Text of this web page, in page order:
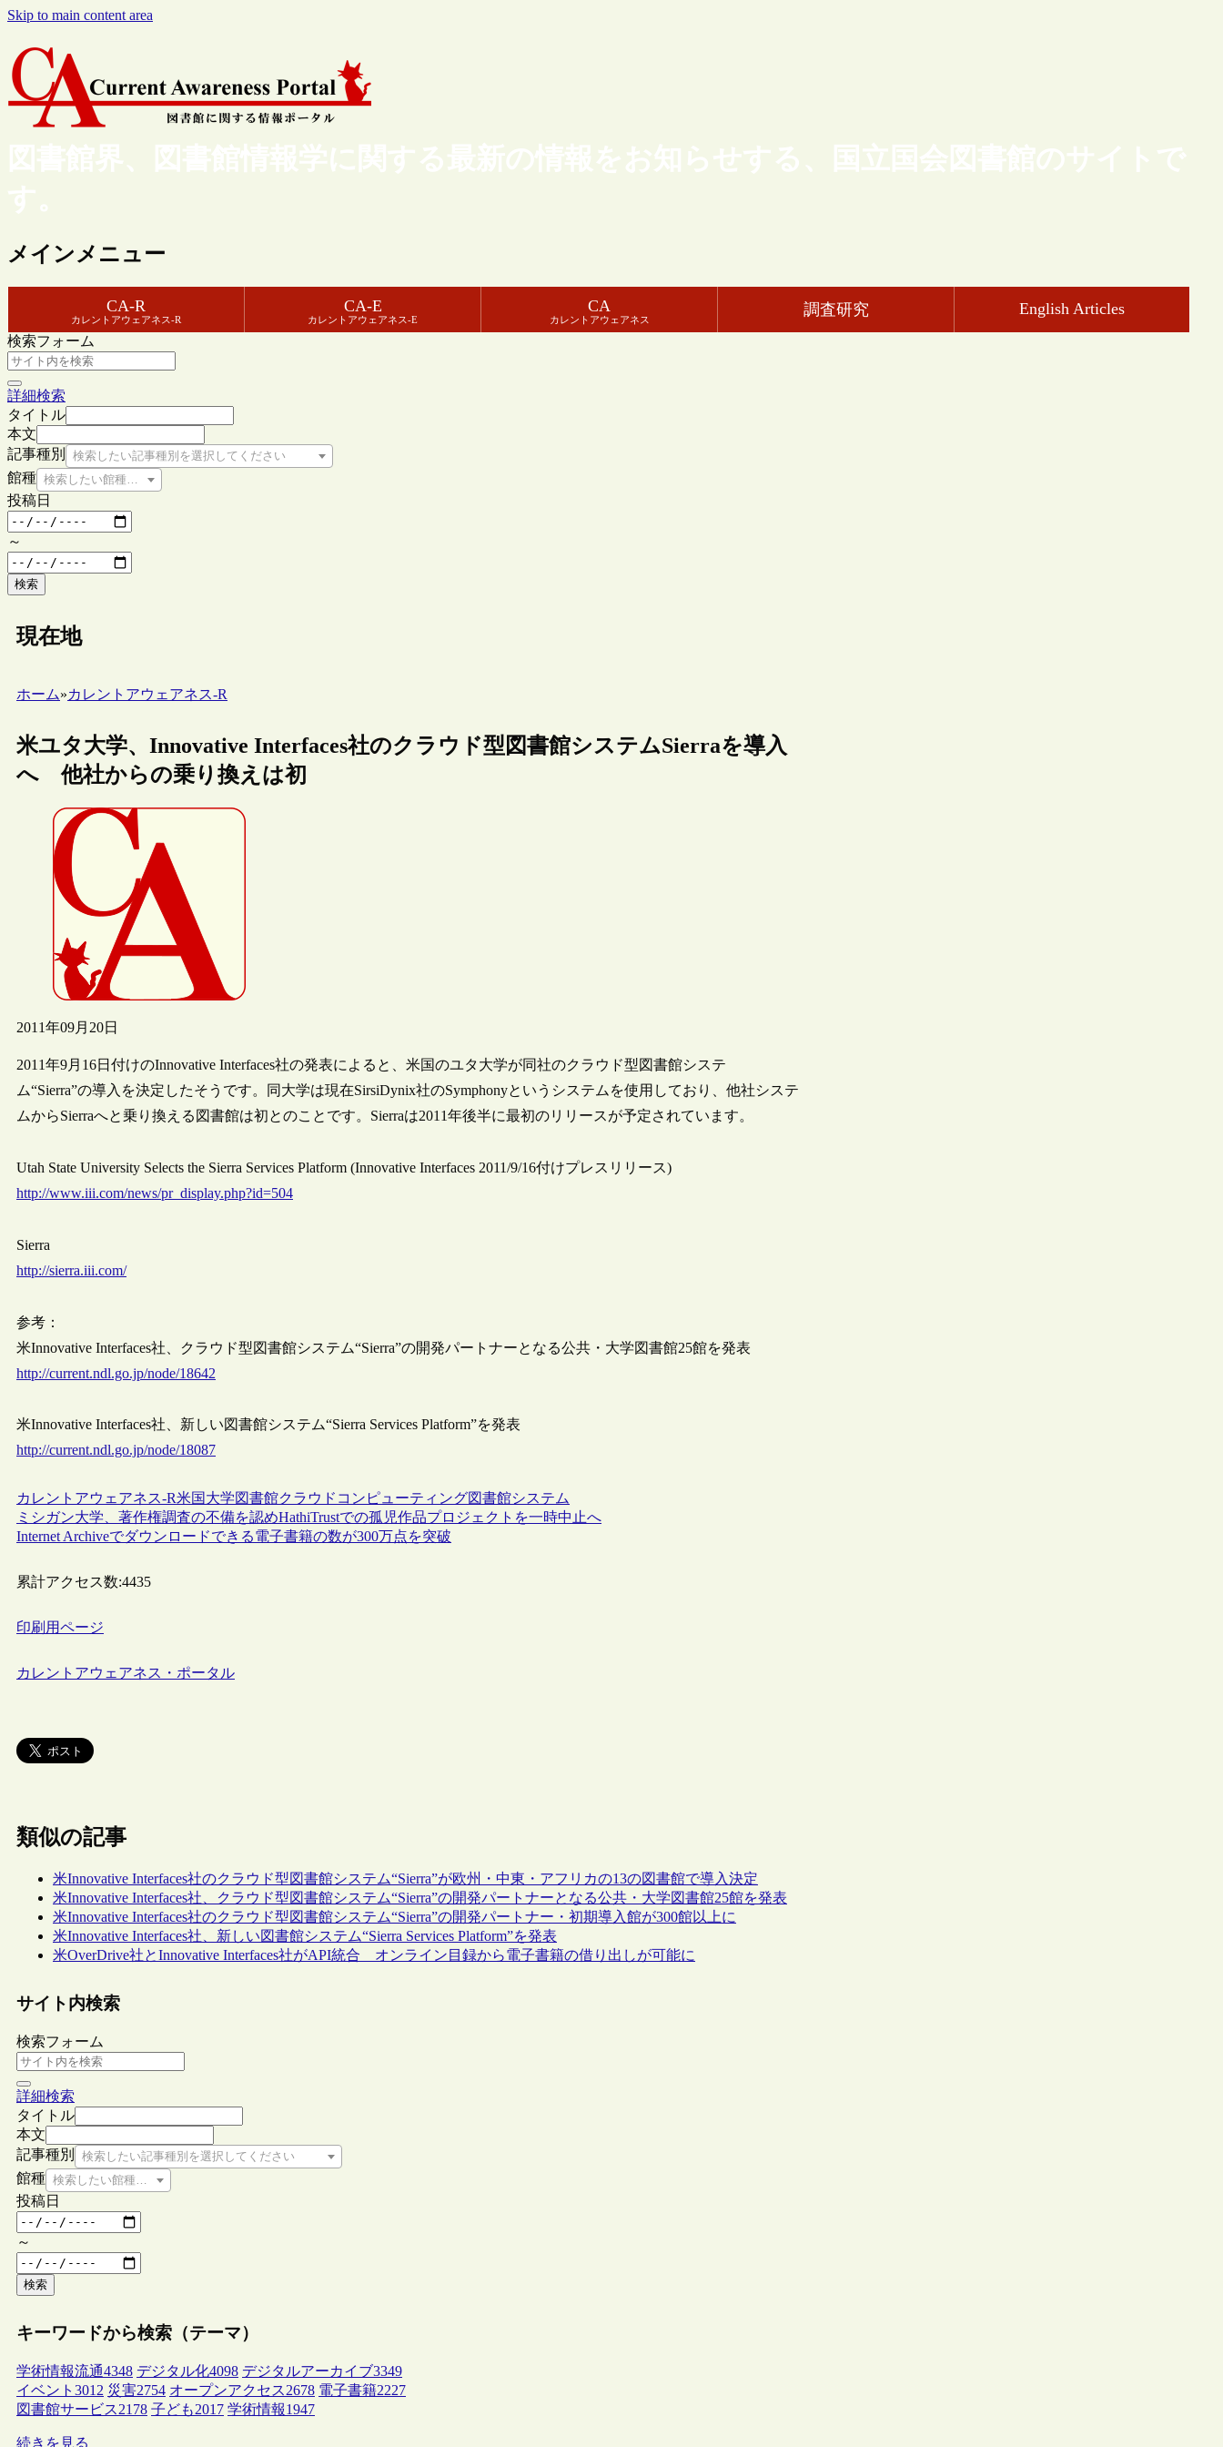
Skip to main content area
図書館界、図書館情報学に関する最新の情報をお知らせする、国立国会図書館のサイトで
す。
メインメニュー
CA-R
カレントアウェアネス-R
CA-E
カレントアウェアネス-E
CA
カレントアウェアネス
調査研究 English Articles
検索フォーム
詳細検索
タイトル
本文
記事種別
検索したい記事種別を選択してください
館種 検索したい館種を選択してください
投稿日
～
検索
現在地
ホーム»カレントアウェアネス-R
米ユタ大学、Innovative Interfaces社のクラウド型図書館システムSierraを導入
へ 他社からの乗り換えは初
2011年09月20日
2011年9月16日付けのInnovative Interfaces社の発表によると、米国のユタ大学が同社のクラウド型図書館システ
ム“Sierra”の導入を決定したそうです。同大学は現在SirsiDynix社のSymphonyというシステムを使用しており、他社システ
ムからSierraへと乗り換える図書館は初とのことです。Sierraは2011年後半に最初のリリースが予定されています。
Utah State University Selects the Sierra Services Platform (Innovative Interfaces 2011/9/16付けプレスリリース)
http://www.iii.com/news/pr_display.php?id=504
Sierra
http://sierra.iii.com/
参考：
米Innovative Interfaces社、クラウド型図書館システム“Sierra”の開発パートナーとなる公共・大学図書館25館を発表
http://current.ndl.go.jp/node/18642
米Innovative Interfaces社、新しい図書館システム“Sierra Services Platform”を発表
http://current.ndl.go.jp/node/18087
カレントアウェアネス-R米国 大学図書館クラウドコンピューティング図書館システム
ミシガン大学、著作権調査の不備を認めHathiTrustでの孤児作品プロジェクトを一時中止へ
Internet Archiveでダウンロードできる電子書籍の数が300万点を突破
累計アクセス数:4435
印刷用ページ
カレントアウェアネス・ポータル
類似の記事
米Innovative Interfaces社のクラウド型図書館システム“Sierra”が欧州・中東・アフリカの13の図書館で導入決定
米Innovative Interfaces社、クラウド型図書館システム“Sierra”の開発パートナーとなる公共・大学図書館25館を発表
米Innovative Interfaces社のクラウド型図書館システム“Sierra”の開発パートナー・初期導入館が300館以上に
米Innovative Interfaces社、新しい図書館システム“Sierra Services Platform”を発表
米OverDrive社とInnovative Interfaces社がAPI統合 オンライン目録から電子書籍の借り出しが可能に
サイト内検索
検索フォーム
詳細検索
タイトル
本文
記事種別
検索したい記事種別を選択してください
館種 検索したい館種を選択してください
投稿日
～
検索
キーワードから検索（テーマ）
学術情報流通4348 デジタル化4098 デジタルアーカイブ3349
イベント 3012 災害2754 オープンアクセス2678 電子書籍2227
図書館サービス2178 子ども2017 学術情報1947
続きを見る